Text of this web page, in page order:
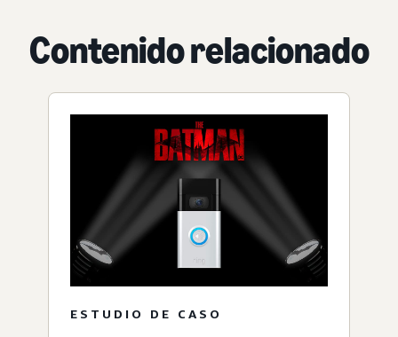
Contenido relacionado
ESTUDIO DE CASO